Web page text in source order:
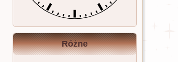
Różne